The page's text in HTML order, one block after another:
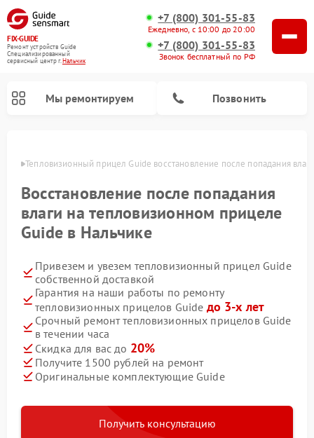
FIX-GUIDE
Ремонт устройств Guide
Специализированный
cервисный центр г.Нальчик
+7 (800) 301-55-83
Ежедневно, с 10:00 до 20:00
+7 (800) 301-55-83
Звонок бесплатный по РФ
Мы ремонтируем Позвонить
Тепловизионный прицел Guide восстановление после попадания
Восстановление после попадания
влаги на тепловизионном прицеле
Guide в Нальчике
Привезем и увезем тепловизионный прицел Guide
собственной доставкой
Гарантия на наши работы по ремонту
тепловизионных прицелов Guide до 3-х лет
Срочный ремонт тепловизионных прицелов Guide
в течении часа
Скидка для вас до 20%
Получите 1500 рублей на ремонт
Оригинальные комплектующие Guide
Получить консультацию